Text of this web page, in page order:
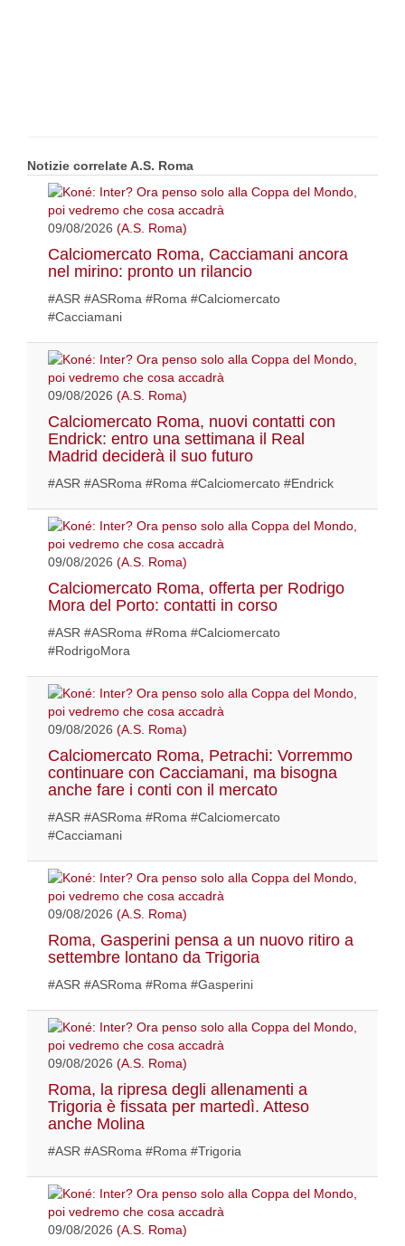
Notizie correlate A.S. Roma
09/08/2026 (A.S. Roma)
Calciomercato Roma, Cacciamani ancora
nel mirino: pronto un rilancio
#ASR #ASRoma #Roma #Calciomercato
#Cacciamani
09/08/2026 (A.S. Roma)
Calciomercato Roma, nuovi contatti con
Endrick: entro una settimana il Real
Madrid deciderà il suo futuro
#ASR #ASRoma #Roma #Calciomercato #Endrick
09/08/2026 (A.S. Roma)
Calciomercato Roma, offerta per Rodrigo
Mora del Porto: contatti in corso
#ASR #ASRoma #Roma #Calciomercato
#RodrigoMora
09/08/2026 (A.S. Roma)
Calciomercato Roma, Petrachi: Vorremmo
continuare con Cacciamani, ma bisogna
anche fare i conti con il mercato
#ASR #ASRoma #Roma #Calciomercato
#Cacciamani
09/08/2026 (A.S. Roma)
Roma, Gasperini pensa a un nuovo ritiro a
settembre lontano da Trigoria
#ASR #ASRoma #Roma #Gasperini
09/08/2026 (A.S. Roma)
Roma, la ripresa degli allenamenti a
Trigoria è fissata per martedì. Atteso
anche Molina
#ASR #ASRoma #Roma #Trigoria
09/08/2026 (A.S. Roma)